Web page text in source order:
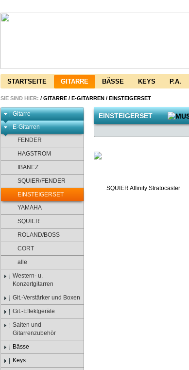
STARTSEITE GITARRE BÄSSE KEYS P.A.
SIE SIND HIER: / GITARRE / E-GITARREN / EINSTEIGERSET
Gitarre
E-Gitarren
FENDER
HAGSTROM
IBANEZ
SQUIER/FENDER
EINSTEIGERSET
YAMAHA
SQUIER
ROLAND/BOSS
CORT
alle
Western- u.
Konzertgitarren
Git.-Verstärker und Boxen
Git.-Effektgeräte
Saiten und
Gitarrenzubehör
Bässe
Keys
EINSTEIGERSET